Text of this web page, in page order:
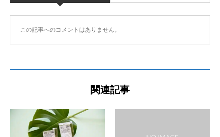
この記事へのコメントはありません。
関連記事